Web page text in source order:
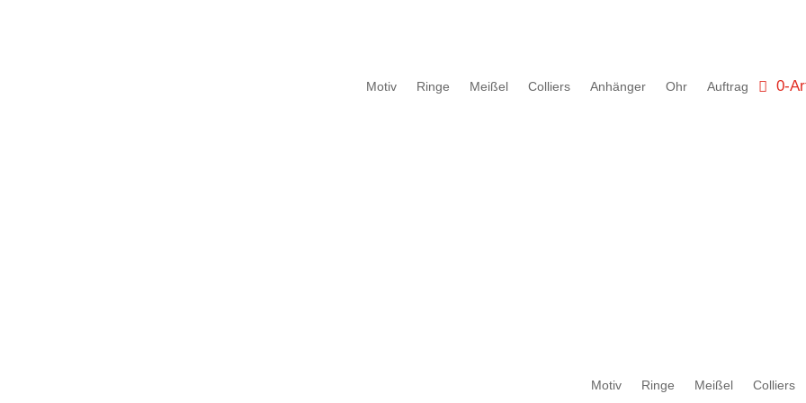
Motiv Ringe Meißel Colliers Anhänger Ohr Auftrag 0-
Motiv Ringe Meißel Colliers